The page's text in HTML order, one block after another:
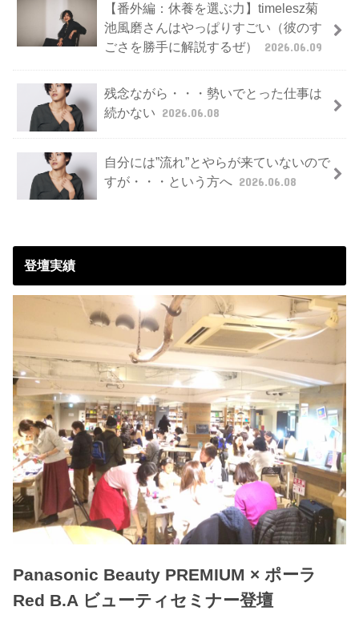
【番外編：休養を選ぶ力】timelesz菊
池風磨さんはやっぱりすごい（彼のす
ごさを勝手に解説するぜ）
2026.06.09
残念ながら・・・勢いでとった仕事は
続かない 2026.06.08
自分には”流れ”とやらが来ていないので
すが・・・という方へ 2026.06.08
登壇実績
Panasonic Beauty PREMIUM × ポーラ
Red B.A ビューティセミナー登壇